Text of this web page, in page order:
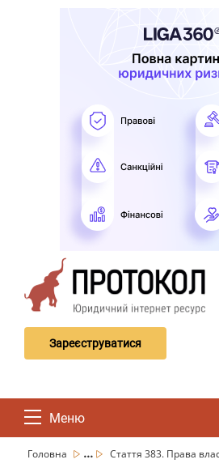
Зареєструватися
Меню
Головна ...
Стаття 383. Права